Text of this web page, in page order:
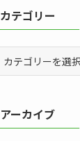
カテゴリー
ーアーカイブ